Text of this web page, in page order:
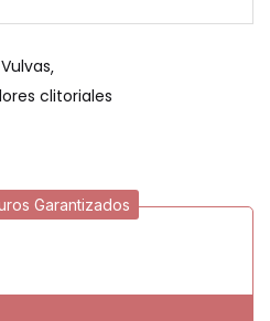
clitoriales
Garantizados